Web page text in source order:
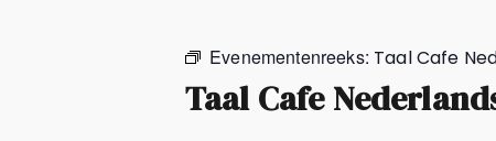
Evenementenreeks: Taal Cafe
Taal Cafe